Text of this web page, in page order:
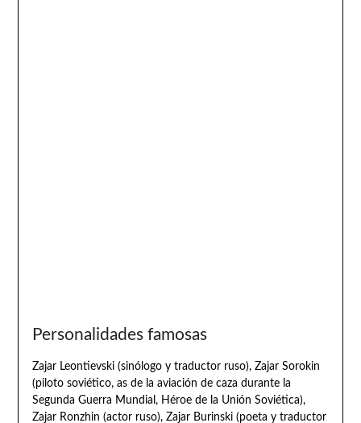
Personalidades famosas
Zajar Leontievski (sinólogo y traductor ruso), Zajar Sorokin
(piloto soviético, as de la aviación de caza durante la
Segunda Guerra Mundial, Héroe de la Unión Soviética),
Zajar Ronzhin (actor ruso), Zajar Burinski (poeta y traductor